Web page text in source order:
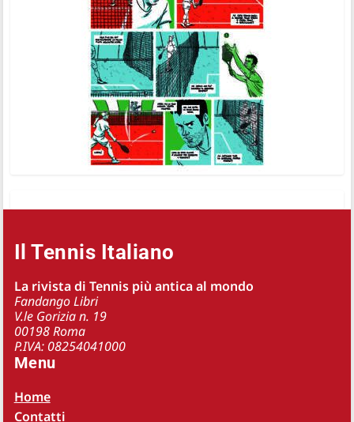
Il Tennis Italiano
La rivista di Tennis più antica al mondo
Fandango Libri
V.le Gorizia n. 19
00198 Roma
P.IVA: 08254041000
Menu
Home
Contatti